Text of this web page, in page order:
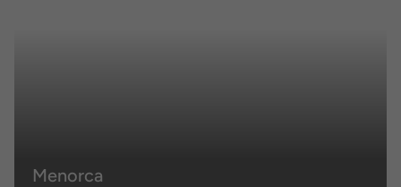
Menorca